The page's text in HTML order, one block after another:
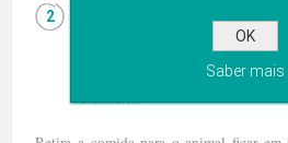
Se a pele demorar a voltar à
desidratado. Se a pele não
animal corre risco de vida,
veterinário.
OK
Saber mais